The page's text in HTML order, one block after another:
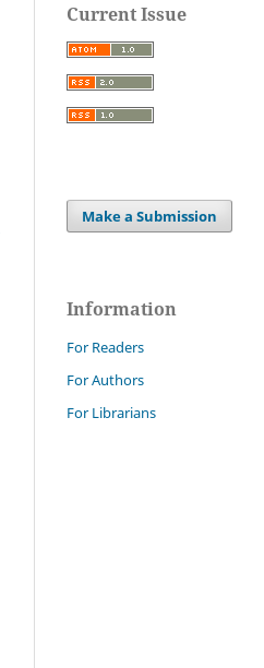
Current Issue
Make a Submission
Information
For Readers
For Authors
For Librarians